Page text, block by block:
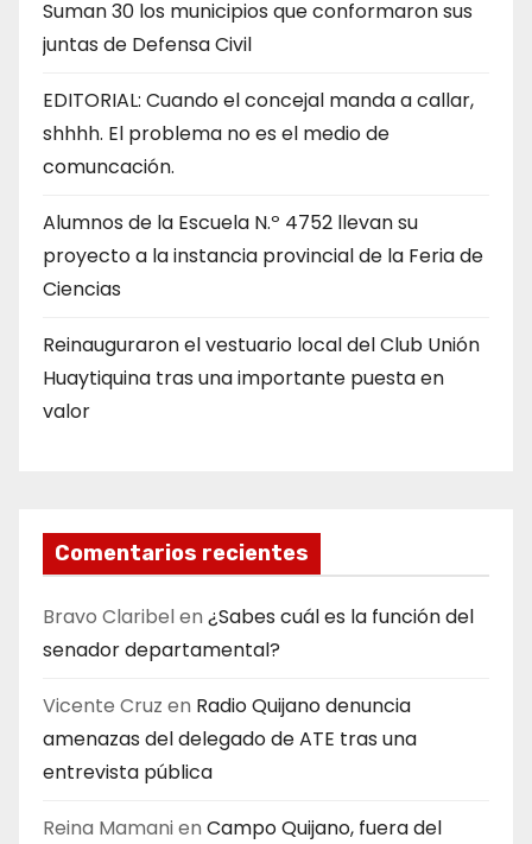
Suman 30 los municipios que conformaron sus
juntas de Defensa Civil
EDITORIAL: Cuando el concejal manda a callar,
shhhh. El problema no es el medio de
comuncación.
Alumnos de la Escuela N.º 4752 llevan su
proyecto a la instancia provincial de la Feria de
Ciencias
Reinauguraron el vestuario local del Club Unión
Huaytiquina tras una importante puesta en
valor
Comentarios recientes
Bravo Claribelen ¿Sabes cuál es la función del
senador departamental?
Vicente Cruz en Radio Quijano denuncia
amenazas del delegado de ATE tras una
entrevista pública
Reina Mamanien Campo Quijano, fuera del